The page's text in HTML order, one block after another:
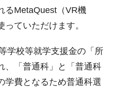
るMetaQuest（VR機
ていただけます。
学校等就学支援金の「所
、「普通科」と「普通科
学費となるため普通科選